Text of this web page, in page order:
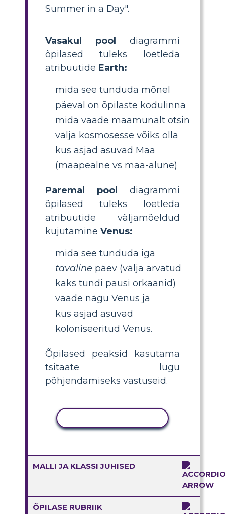
Summer in a Day".
Vasakul pool
diagrammi
õpilased tuleks loetleda
atribuutide Earth:
mida see tunduda mõnel
päeval on õpilaste kodulinna
mida vaade maamunalt otsin
välja kosmosesse võiks olla
kus asjad asuvad Maa
(maapealne vs maa-alune)
Paremal pool
diagrammi
õpilased tuleks loetleda
atribuutide väljamõeldud
kujutamine Venus:
mida see tunduda iga
tavaline päev (välja arvatud
kaks tundi pausi orkaanid)
vaade nägu Venus ja
kus asjad asuvad
koloniseeritud Venus.
Õpilased peaksid kasutama
tsitaate lugu
põhjendamiseks vastuseid.
MALLI JA KLASSI JUHISED
ÕPILASE RUBRIIK